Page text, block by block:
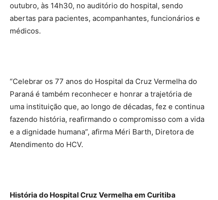
outubro, às 14h30, no auditório do hospital, sendo
abertas para pacientes, acompanhantes, funcionários e
médicos.
“Celebrar os 77 anos do Hospital da Cruz Vermelha do
Paraná é também reconhecer e honrar a trajetória de
uma instituição que, ao longo de décadas, fez e continua
fazendo história, reafirmando o compromisso com a vida
e a dignidade humana”, afirma Méri Barth, Diretora de
Atendimento do HCV.
História do Hospital Cruz Vermelha em Curitiba